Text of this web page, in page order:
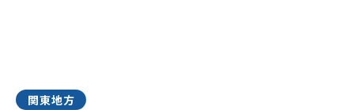
関東地方